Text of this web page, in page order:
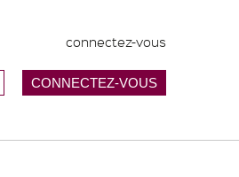
connectez-vous